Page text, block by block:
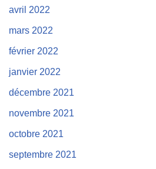
avril 2022
mars 2022
février 2022
janvier 2022
décembre 2021
novembre 2021
octobre 2021
septembre 2021